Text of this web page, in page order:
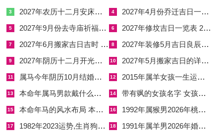
感情世界的波涛与港湾
感情上冲太岁带来的是情绪波动。已婚者容易为小事争吵，各执
己见，小事变大事，伤及感情，未婚者则可能面临感情的分分合
合，关系极不稳定，叫人头疼，以爱为名，也需要经营，将脾气
收敛一点，多些温柔，但争吵有时也是沟通的契机，虽话不投
机，可以暂停一下，唯理解能化解矛盾，多点耐心。
随情绪爆发而说出的狠话。最是伤人，那莫名的烦躁感，别带回
家中，想维系好关系，就需要多陪伴，接住对方的坏情绪，用爱
3 2027年农历十二月安床吉日 2027年正月安床吉日吉时查询 4 2027年4月份乔迁吉日一览表 2027年4月乔迁吉日吉时查询
5 2027年9月份去寺庙祈福的日子 2027年5月去寺庙吉日一览表 6 2027年修坟吉日一览表 2027年农历2月修坟吉日一览表
7 2027年6月搬家吉日吉时 2027年农历6月搬家吉日一览表 8 2027年装修5月吉日良辰查询表 2027年农历5月装修吉日一览表
9 2027年阴历十二月开光吉日 2027年12月开光吉日一览表 10 2027年5月搬家吉日的详细解释 2027年5月搬家吉日吉时查询
11 属马今年阴历10月结婚好吗 属马还有几年本命年结婚呢好吗 12 2015年属羊女孩一生运势 2015年属羊女2026年健康运好吗
13 本命年属马男款戴什么财神 本命年属马男士戴什么好一点 14 带有飒的女孩名字 女孩取名字带飒字有什么名字好听
15 本命年马的风水布局 本命年马的佛像怎么摆放 16 1992年属猴男2026年桃花运 1992年属猴男2026年感情运如何
17 1982年2023运势,生肖狗1982年2023运势 18 1991年属羊男2026年婚姻运势 1991年属羊男2026年感情运如何